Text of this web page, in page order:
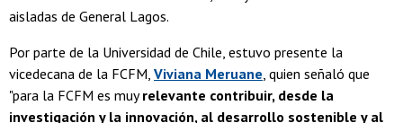
aisladas de General Lagos.
Por parte de la Universidad de Chile, estuvo presente la
vicedecana de la FCFM, Viviana Meruane, quien señaló que
"para la FCFM es muyrelevante contribuir, desde la
investigación y la innovación, al desarrollo sostenible y al